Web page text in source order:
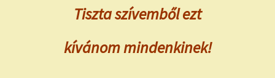
Tiszta szívemből ezt
kívánom mindenkinek!